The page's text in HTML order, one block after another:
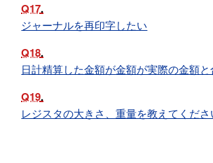
Q17
ジャーナルを再印字したい
Q18
日計精算した金額が金額が実際の金額と
Q19
レジスタの大きさ、重量を教えてくださ